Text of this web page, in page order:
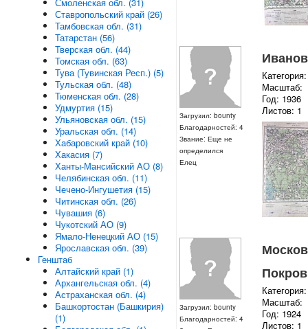
Загрузил: bounty
Благодарностей: 4
Звание: Еще не
определился
Елец
Масштаб:
Год: 1936
Листов: 1
Загрузил: bounty
Благодарностей: 4
Масштаб:
Год: 1924
Листов: 1
Ставропольский край (26)
Тамбовская обл. (31)
Татарстан (56)
Тверская обл. (44)
Томская обл. (63)
Тува (Тувинская Респ.) (5)
Тульская обл. (48)
Тюменская обл. (28)
Удмуртия (15)
Ульяновская обл. (15)
Уральская обл. (14)
Хабаровский край (10)
Хакасия (7)
Ханты-Мансийский АО (8)
Челябинская обл. (11)
Чечено-Ингушетия (15)
Читинская обл. (26)
Чувашия (6)
Чукотский АО (9)
Ямало-Ненецкий АО (15)
Ярославская обл. (39)
Генштаб
Алтайский край (1)
Архангельская обл. (4)
Астраханская обл. (4)
Башкортостан (Башкирия)
(1)